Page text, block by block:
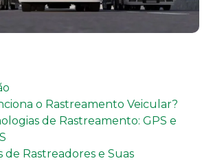
o Rastreamento Veicular?
de Rastreamento: GPS e
de Rastreadores e Suas